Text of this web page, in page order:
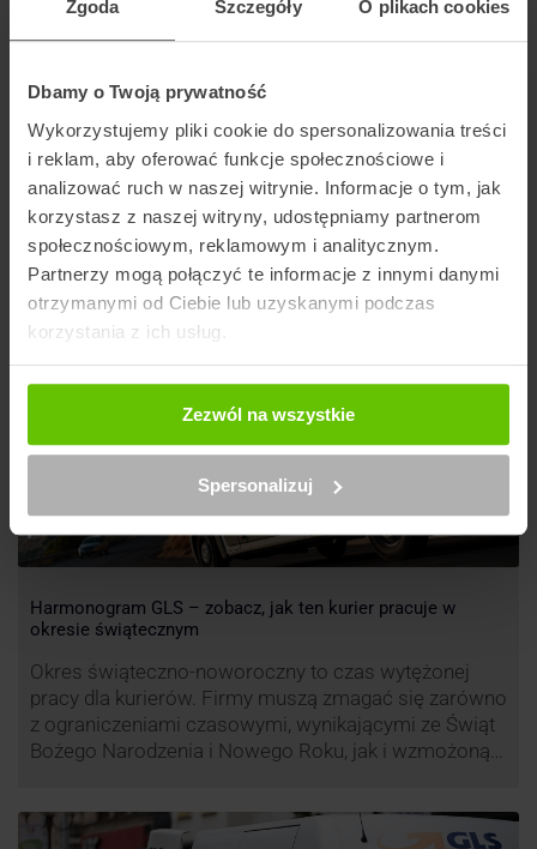
Zgoda Szczegóły O plikach cookies
Dbamy o Twoją prywatność
Wykorzystujemy pliki cookie do spersonalizowania treści
i reklam, aby oferować funkcje społecznościowe i
analizować ruch w naszej witrynie. Informacje o tym, jak
korzystasz z naszej witryny, udostępniamy partnerom
społecznościowym, reklamowym i analitycznym.
Partnerzy mogą połączyć te informacje z innymi danymi
otrzymanymi od Ciebie lub uzyskanymi podczas
korzystania z ich usług.
Zezwól na wszystkie
Spersonalizuj
Wybierz kuriera
Szukaj punktu
Artykuły na blogu powiązane z GLS
Harmonogram GLS – zobacz, jak ten kurier pracuje w
okresie świątecznym
Okres świąteczno-noworoczny to czas wytężonej
pracy dla kurierów. Firmy muszą zmagać się zarówno
z ograniczeniami czasowymi, wynikającymi ze Świąt
Bożego Narodzenia i Nowego Roku, jak i wzmożoną
firm. Zobacz harmonogram GLS na czas świąteczny!